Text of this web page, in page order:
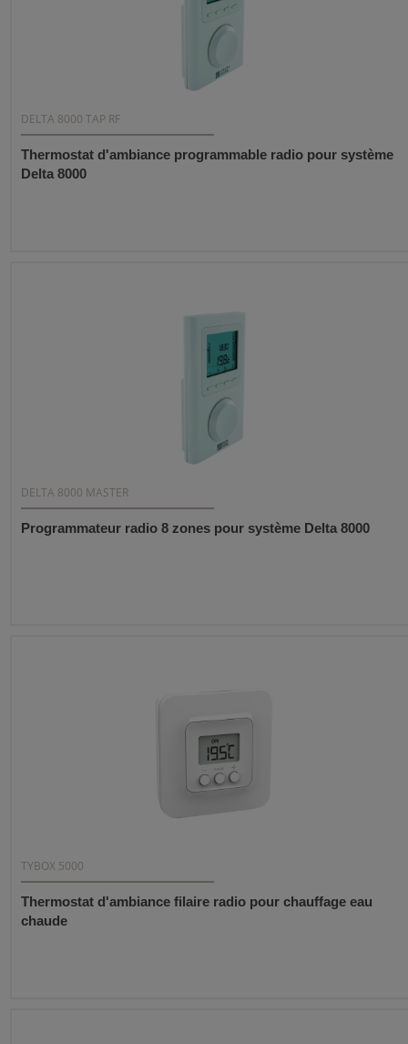
DELTA 8000 TAP RF
Thermostat d'ambiance programmable radio pour système
Delta 8000
DELTA 8000 MASTER
Programmateur radio 8 zones pour système Delta 8000
TYBOX 5000
Thermostat d'ambiance filaire radio pour chauffage eau
chaude